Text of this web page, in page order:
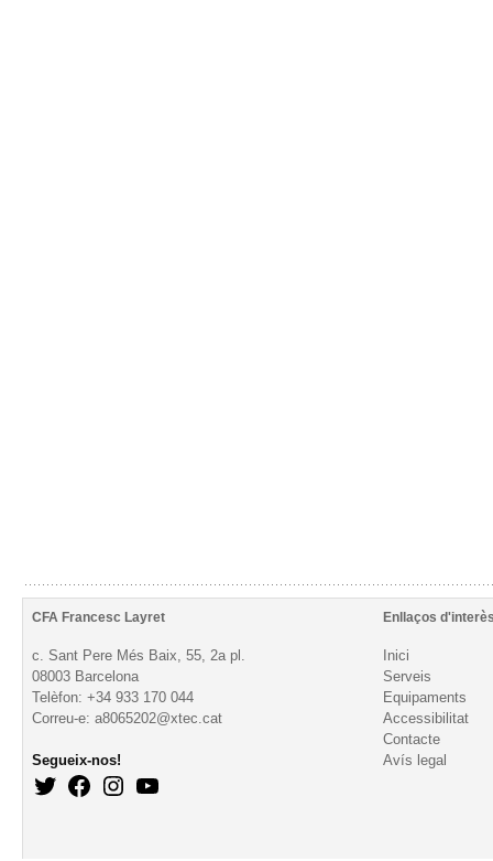
CFA Francesc Layret Enllaços
c. Sant Pere Més Baix, 55, 2a pl.
08003 Barcelona
Telèfon: +34 933 170 044
Correu-e: a8065202@xtec.cat
Segueix-nos!
Inici
Serveis
Equipaments
Accessibilitat
Contacte
Avís legal